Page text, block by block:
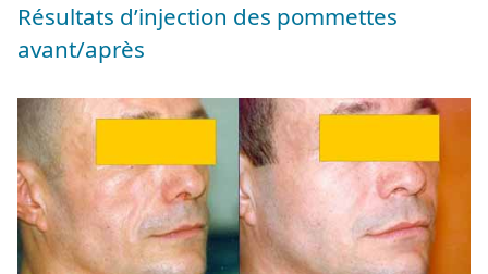
Résultats d’injection des pommettes
avant/après